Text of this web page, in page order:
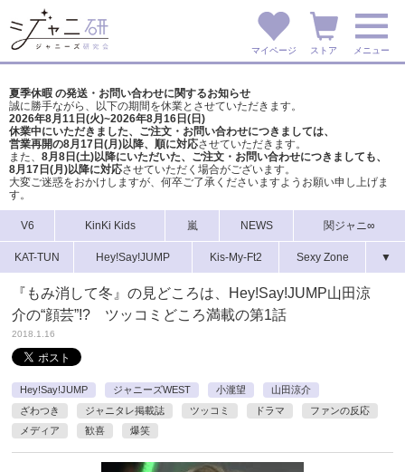
マイページ ストア メニュー
夏季休暇 の発送・お問い合わせに関するお知らせ
誠に勝手ながら、以下の期間を休業とさせていただきます。
2026年8月11日(火)~2026年8月16日(日)
休業中にいただきました、ご注文・お問い合わせにつきましては、
営業再開の8月17日(月)以降、順に対応させていただきます。
また、 8月8日(土)以降にいただいた、ご注文・ お問い合わせにつきましても、
8月17日(月)以降に対応させていただく場合がございます。
大変ご迷惑をおかけしますが、 何卒ご了承くださいますようお願い申し上げま
す。
V6 KinKi Kids 嵐 NEWS 関ジャニ∞
KAT-TUN Hey!Say!JUMP Kis-My-Ft2 Sexy Zone ▼
『もみ消して冬』の見どころは、Hey!Say!JUMP山田涼
介の“顔芸”!? ツッコミどころ満載の第1話
2018.1.16
Hey!Say!JUMP ジャニーズWEST 小瀧望
山田涼介
ざわつき
ジャニタレ掲載誌 ツッコミ ドラマ
ファンの反応
メディア
歓喜 爆笑